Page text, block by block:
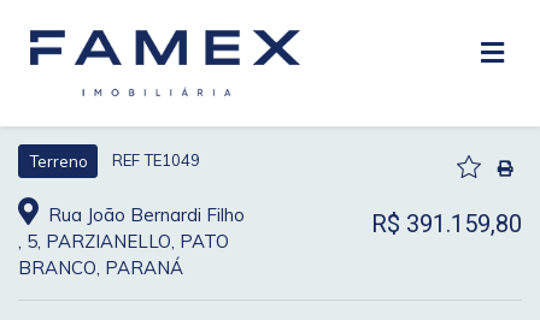
Terreno REF TE1049
Rua João Bernardi Filho
, 5, PARZIANELLO, PATO
BRANCO, PARANÁ
R$ 391.159,80